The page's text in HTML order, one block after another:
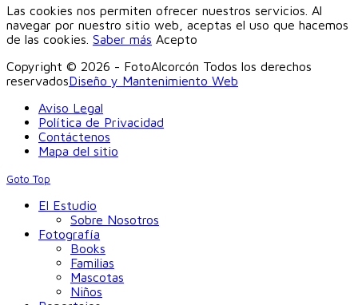
Las cookies nos permiten ofrecer nuestros servicios. Al
navegar por nuestro sitio web, aceptas el uso que hacemos
de las cookies. Saber más Acepto
Copyright © 2026 - FotoAlcorcón Todos los derechos
reservadosDiseño y Mantenimiento Web
Aviso Legal
Política de Privacidad
Contáctenos
Mapa del sitio
Goto Top
El Estudio
Sobre Nosotros
Fotografía
Books
Familias
Mascotas
Niños